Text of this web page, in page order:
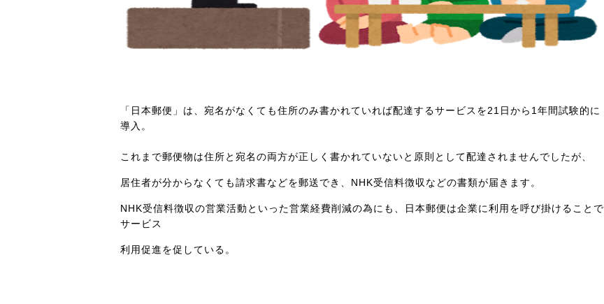
「日本郵便」は、宛名がなくても住所のみ書かれていれば配達するサービスを21日から1年間試験的に
導入。
これまで郵便物は住所と宛名の両方が正しく書かれていないと原則として配達されませんでしたが、
居住者が分からなくても請求書などを郵送でき、NHK受信料徴収などの書類が届きます。
NHK受信料徴収の営業活動といった営業経費削減の為にも、日本郵便は企業に利用を呼び掛けることで
サービス
利用促進を促している。